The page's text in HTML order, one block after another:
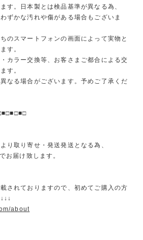
す。日本製とは検品基準が異なる為、
ずかな汚れや傷がある場合もございま
のスマートフォンの画面によって実物と
す。
カラー交換等、お客さまご都合による交
す。
なる場合がございます。予めご了承くだ
り取り寄せ・発送発送となる為、
お届け致します。
されておりますので、初めてご購入の方
about